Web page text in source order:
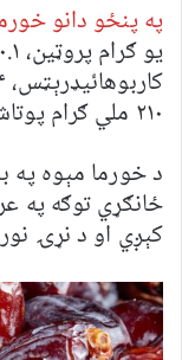
په پنځو دانو خورماوو کې ۳۰ ګرامه
۲۱۰ ملي ګرام پوتاشیم شامل دي.
د خورما مېوه په
ځانګړي توګه په
کېږي او د نړۍ